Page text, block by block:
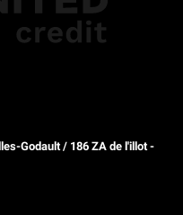
Godault / 186 ZA de l'illot -